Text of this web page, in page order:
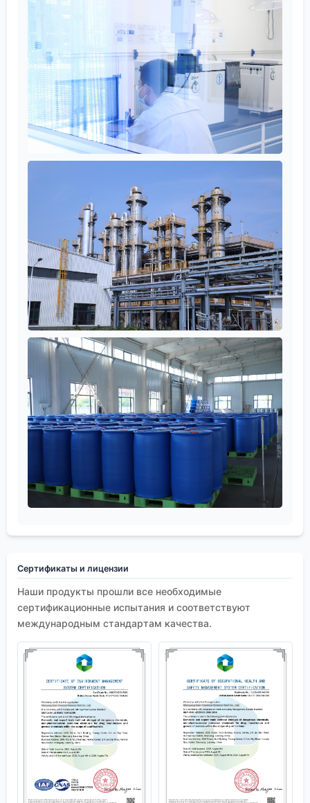
Сертификаты и лицензии
Наши продукты прошли все необходимые
сертификационные испытания и соответствуют
международным стандартам качества.